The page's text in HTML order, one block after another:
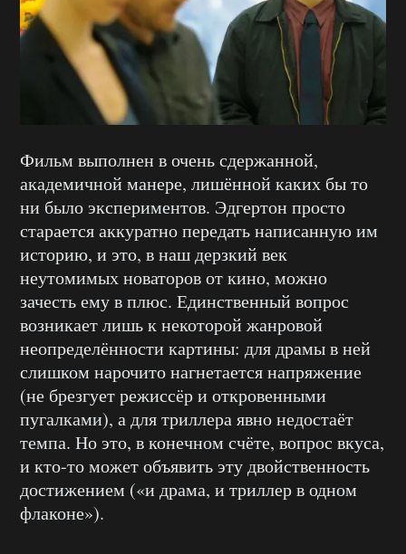
Фильм выполнен в очень сдержанной,
академичной манере, лишённой каких бы то
ни было экспериментов. Эдгертон просто
старается аккуратно передать написанную им
историю, и это, в наш дерзкий век
неутомимых новаторов от кино, можно
зачесть ему в плюс. Единственный вопрос
возникает лишь к некоторой жанровой
неопределённости картины: для драмы в ней
слишком нарочито нагнетается напряжение
(не брезгует режиссёр и откровенными
пугалками), а для триллера явно недостаёт
темпа. Но это, в конечном счёте, вопрос вкуса,
и кто-то может объявить эту двойственность
достижением («и драма, и триллер в одном
флаконе»).